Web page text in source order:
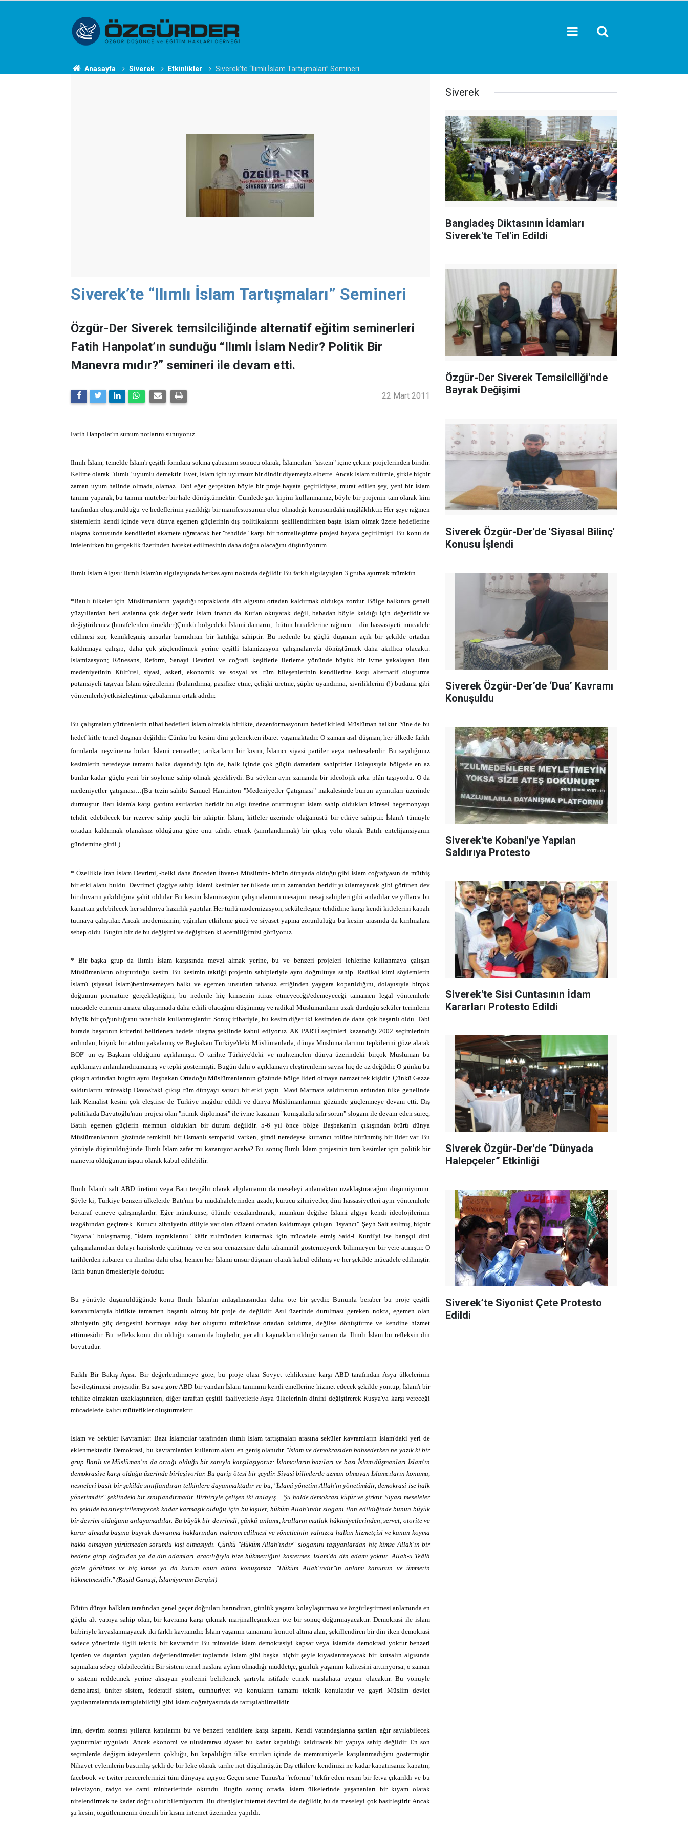
Anasayfa Siverek Etkinlikler Siverek’te “Ilımlı İslam Tartışmaları” Semineri
Siverek’te “Ilımlı İslam Tartışmaları” Semineri
Özgür-Der Siverek temsilciliğinde alternatif eğitim seminerleri
Fatih Hanpolat’ın sunduğu “Ilımlı İslam Nedir? Politik Bir
Manevra mıdır?” semineri ile devam etti.
22 Mart 2011
Fatih Hanpolat'ın sunum notlarını sunuyoruz.
Ilımlı İslam, temelde İslam'ı çeşitli formlara sokma çabasının sonucu olarak, İslamcıları "sistem" içine çekme projelerinden biridir.
Kelime olarak "ılımlı" uyumlu demektir. Evet, İslam için uyumsuz bir dindir diyemeyiz elbette. Ancak İslam zulümle, şirkle hiçbir
zaman uyum halinde olmadı, olamaz. Tabi eğer gerçekten böyle bir proje hayata geçirildiyse, murat edilen şey, yeni bir İslam
tanımı yaparak, bu tanımı muteber bir hale dönüştürmektir. Cümlede şart kipini kullanmamız, böyle bir projenin tam olarak kim
tarafından oluşturulduğu ve hedeflerinin yazıldığı bir manifestosunun olup olmadığı konusundaki muğlâklıktır. Her şeye rağmen
sistemlerin kendi içinde veya dünya egemen güçlerinin dış politikalarını şekillendirirken başta İslam olmak üzere hedeflerine
ulaşma konusunda kendilerini akamete uğratacak her "tehdide" karşı bir normalleştirme projesi hayata geçirilmişti. Bu konu da
irdelenirken bu gerçeklik üzerinden hareket edilmesinin daha doğru olacağını düşünüyorum.
Ilımlı İslam Algısı: Ilımlı İslam'ın algılayışında herkes aynı noktada değildir. Bu farklı algılayışları 3 gruba ayırmak mümkün.
*Batılı ülkeler için Müslümanların yaşadığı topraklarda din algısını ortadan kaldırmak oldukça zordur. Bölge halkının geneli
yüzyıllardan beri atalarına çok değer verir. İslam inancı da Kur'an okuyarak değil, babadan böyle kaldığı için değerlidir ve
değiştirilemez.(hurafelerden örnekler.)Çünkü bölgedeki İslami damarın, -bütün hurafelerine rağmen – din hassasiyeti mücadele
edilmesi zor, kemikleşmiş unsurlar barındıran bir katılığa sahiptir. Bu nedenle bu güçlü düşmanı açık bir şekilde ortadan
kaldırmaya çalışıp, daha çok güçlendirmek yerine çeşitli İslamizasyon çalışmalarıyla dönüştürmek daha akıllıca olacaktı.
İslamizasyon; Rönesans, Reform, Sanayi Devrimi ve coğrafi keşiflerle ilerleme yönünde büyük bir ivme yakalayan Batı
medeniyetinin Kültürel, siyasi, askeri, ekonomik ve sosyal vs. tüm bileşenlerinin kendilerine karşı alternatif oluşturma
potansiyeli taşıyan İslam öğretilerini (bulandırma, pasifize etme, çelişki üretme, şüphe uyandırma, sivriliklerini (!) budama gibi
yöntemlerle) etkisizleştirme çabalarının ortak adıdır.
Bu çalışmaları yürütenlerin nihai hedefleri İslam olmakla birlikte, dezenformasyonun hedef kitlesi Müslüman halktır. Yine de bu
hedef kitle temel düşman değildir. Çünkü bu kesim dini gelenekten ibaret yaşamaktadır. O zaman asıl düşman, her ülkede farklı
formlarda neşvünema bulan İslami cemaatler, tarikatların bir kısmı, İslamcı siyasi partiler veya medreselerdir. Bu saydığımız
kesimlerin neredeyse tamamı halka dayandığı için de, halk içinde çok güçlü damarlara sahiptirler. Dolayısıyla bölgede en az
bunlar kadar güçlü yeni bir söyleme sahip olmak gerekliydi. Bu söylem aynı zamanda bir ideolojik arka plân taşıyordu. O da
medeniyetler çatışması…(Bu tezin sahibi Samuel Hantinton "Medeniyetler Çatışması" makalesinde bunun ayrıntıları üzerinde
durmuştur. Batı İslam'a karşı gardını asırlardan beridir bu algı üzerine oturtmuştur. İslam sahip oldukları küresel hegemonyayı
tehdit edebilecek bir rezerve sahip güçlü bir rakiptir. İslam, kitleler üzerinde olağanüstü bir etkiye sahiptir. İslam'ı tümüyle
ortadan kaldırmak olanaksız olduğuna göre onu tahdit etmek (sınırlandırmak) bir çıkış yolu olarak Batılı entelijansiyanın
gündemine girdi.)
* Özellikle İran İslam Devrimi, -belki daha önceden İhvan-ı Müslimin- bütün dünyada olduğu gibi İslam coğrafyasın da müthiş
bir etki alanı buldu. Devrimci çizgiye sahip İslami kesimler her ülkede uzun zamandan beridir yıkılamayacak gibi görünen dev
bir duvarın yıkıldığına şahit oldular. Bu kesim İslamizasyon çalışmalarının mesajını mesaj sahipleri gibi anladılar ve yıllarca bu
kanattan gelebilecek her saldırıya hazırlık yaptılar. Her türlü modernizasyon, sekülerleşme tehdidine karşı kendi kitlelerini kapalı
tutmaya çalıştılar. Ancak modernizmin, yığınları etkileme gücü ve siyaset yapma zorunluluğu bu kesim arasında da kırılmalara
sebep oldu. Bugün biz de bu değişimi ve değişirken ki acemiliğimizi görüyoruz.
* Bir başka grup da Ilımlı İslam karşısında mevzi almak yerine, bu ve benzeri projeleri lehlerine kullanmaya çalışan
Müslümanların oluşturduğu kesim. Bu kesimin taktiği projenin sahipleriyle aynı doğrultuya sahip. Radikal kimi söylemlerin
İslam'ı (siyasal İslam)benimsemeyen halkı ve egemen unsurları rahatsız ettiğinden yaygara koparıldığını, dolayısıyla birçok
doğumun prematüre gerçekleştiğini, bu nedenle hiç kimsenin itiraz etmeyeceği/edemeyeceği tamamen legal yöntemlerle
mücadele etmenin amaca ulaştırmada daha etkili olacağını düşünmüş ve radikal Müslümanların uzak durduğu seküler terimlerin
büyük bir çoğunluğunu rahatlıkla kullanmışlardır. Sonuç itibariyle, bu kesim diğer iki kesimden de daha çok başarılı oldu. Tabi
burada başarının kriterini belirlenen hedefe ulaşma şeklinde kabul ediyoruz. AK PARTİ seçimleri kazandığı 2002 seçimlerinin
ardından, büyük bir atılım yakalamış ve Başbakan Türkiye'deki Müslümanlarla, dünya Müslümanlarının tepkilerini göze alarak
BOP' un eş Başkanı olduğunu açıklamıştı. O tarihte Türkiye'deki ve muhtemelen dünya üzerindeki birçok Müslüman bu
açıklamayı anlamlandıramamış ve tepki göstermişti. Bugün dahi o açıklamayı eleştirenlerin sayısı hiç de az değildir. O günkü bu
çıkışın ardından bugün aynı Başbakan Ortadoğu Müslümanlarının gözünde bölge lideri olmaya namzet tek kişidir. Çünkü Gazze
saldırılarını müteakip Davos'taki çıkışı tüm dünyayı sarsıcı bir etki yaptı. Mavi Marmara saldırısının ardından ülke genelinde
laik-Kemalist kesim çok eleştirse de Türkiye mağdur edildi ve dünya Müslümanlarının gözünde güçlenmeye devam etti. Dış
politikada Davutoğlu'nun projesi olan "ritmik diplomasi" ile ivme kazanan "komşularla sıfır sorun" sloganı ile devam eden süreç,
Batılı egemen güçlerin memnun oldukları bir durum değildir. 5-6 yıl önce bölge Başbakan'ın çıkışından ötürü dünya
Müslümanlarının gözünde temkinli bir Osmanlı sempatisi varken, şimdi neredeyse kurtarıcı rolüne bürünmüş bir lider var. Bu
yönüyle düşünüldüğünde Ilımlı İslam zafer mi kazanıyor acaba? Bu sonuç Ilımlı İslam projesinin tüm kesimler için politik bir
manevra olduğunun ispatı olarak kabul edilebilir.
Ilımlı İslam'ı salt ABD üretimi veya Batı tezgâhı olarak algılamanın da meseleyi anlamaktan uzaklaştıracağını düşünüyorum.
Şöyle ki; Türkiye benzeri ülkelerde Batı'nın bu müdahalelerinden azade, kurucu zihniyetler, dini hassasiyetleri aynı yöntemlerle
bertaraf etmeye çalışmışlardır. Eğer mümkünse, ölümle cezalandırarak, mümkün değilse İslami algıyı kendi ideolojilerinin
tezgâhından geçirerek. Kurucu zihniyetin diliyle var olan düzeni ortadan kaldırmaya çalışan "isyancı" Şeyh Sait asılmış, hiçbir
"isyana" bulaşmamış, "İslam topraklarını" kâfir zulmünden kurtarmak için mücadele etmiş Said-i Kurdi'yi ise barışçıl dini
çalışmalarından dolayı hapislerde çürütmüş ve en son cenazesine dahi tahammül göstermeyerek bilinmeyen bir yere atmıştır. O
tarihlerden itibaren en ılımlısı dahi olsa, hemen her İslami unsur düşman olarak kabul edilmiş ve her şekilde mücadele edilmiştir.
Tarih bunun örnekleriyle doludur.
Bu yönüyle düşünüldüğünde konu Ilımlı İslam'ın anlaşılmasından daha öte bir şeydir. Bununla beraber bu proje çeşitli
kazanımlarıyla birlikte tamamen başarılı olmuş bir proje de değildir. Asıl üzerinde durulması gereken nokta, egemen olan
zihniyetin güç dengesini bozmaya aday her oluşumu mümkünse ortadan kaldırma, değilse dönüştürme ve kendine hizmet
ettirmesidir. Bu refleks konu din olduğu zaman da böyledir, yer altı kaynakları olduğu zaman da. Ilımlı İslam bu refleksin din
boyutudur.
Farklı Bir Bakış Açısı: Bir değerlendirmeye göre, bu proje olası Sovyet tehlikesine karşı ABD tarafından Asya ülkelerinin
İsevileştirmesi projesidir. Bu sava göre ABD bir yandan İslam tanımını kendi emellerine hizmet edecek şekilde yontup, İslam'ı bir
tehlike olmaktan uzaklaştırırken, diğer taraftan çeşitli faaliyetlerle Asya ülkelerinin dinini değiştirerek Rusya'ya karşı vereceği
mücadelede kalıcı müttefikler oluşturmaktır.
İslam ve Seküler Kavramlar: Bazı İslamcılar tarafından ılımlı İslam tartışmaları arasına seküler kavramların İslam'daki yeri de
eklenmektedir. Demokrasi, bu kavramlardan kullanım alanı en geniş olanıdır. "İslam ve demokrasiden bahsederken ne yazık ki bir
grup Batılı ve Müslüman'ın da ortağı olduğu bir sanıyla karşılaşıyoruz: İslamcıların bazıları ve bazı İslam düşmanları İslam'ın
demokrasiye karşı olduğu üzerinde birleşiyorlar. Bu garip ötesi bir şeydir. Siyasi bilimlerde uzman olmayan İslamcıların konumu,
nesneleri basit bir şekilde sınıflandıran telkinlere dayanmaktadır ve bu, "İslami yönetim Allah'ın yönetimidir, demokrasi ise halk
yönetimidir" şeklindeki bir sınıflandırmadır. Birbiriyle çelişen iki anlayış… Şu halde demokrasi küfür ve şirktir. Siyasi meseleler
bu şekilde basitleştirilemeyecek kadar karmaşık olduğu için bu kişiler, hüküm Allah'ındır sloganı ilan edildiğinde bunun büyük
bir devrim olduğunu anlayamadılar. Bu büyük bir devrimdi; çünkü anlamı, kralların mutlak hâkimiyetlerinden, servet, otorite ve
karar almada başına buyruk davranma haklarından mahrum edilmesi ve yöneticinin yalnızca halkın hizmetçisi ve kanun koyma
hakkı olmayan yürütmeden sorumlu kişi olmasıydı. Çünkü "Hüküm Allah'ındır" sloganını taşıyanlardan hiç kimse Allah'ın bir
bedene girip doğrudan ya da din adamları aracılığıyla bize hükmettiğini kastetmez. İslam'da din adamı yoktur. Allah-u Teâlâ
gözle görülmez ve hiç kimse ya da kurum onun adına konuşamaz. "Hüküm Allah'ındır"ın anlamı kanunun ve ümmetin
hükmetmesidir." (Raşid Ganuşi, İslamiyorum Dergisi)
Bütün dünya halkları tarafından genel geçer doğruları barındıran, günlük yaşamı kolaylaştırması ve özgürleştirmesi anlamında en
güçlü alt yapıya sahip olan, bir kavrama karşı çıkmak marjinalleşmekten öte bir sonuç doğurmayacaktır. Demokrasi ile islam
birbiriyle kıyaslanmayacak iki farklı kavramdır. İslam yaşamın tamamını kontrol altına alan, şekillendiren bir din iken demokrasi
sadece yönetimle ilgili teknik bir kavramdır. Bu minvalde İslam demokrasiyi kapsar veya İslam'da demokrasi yoktur benzeri
içerden ve dışardan yapılan değerlendirmeler toplamda İslam gibi başka hiçbir şeyle kıyaslanmayacak bir kutsalın algısında
sapmalara sebep olabilecektir. Bir sistem temel naslara aykırı olmadığı müddetçe, günlük yaşamın kalitesini arttırıyorsa, o zaman
o sistemi reddetmek yerine aksayan yönlerini belirlemek şartıyla istifade etmek maslahata uygun olacaktır. Bu yönüyle
demokrasi, üniter sistem, federatif sistem, cumhuriyet v.b konuların tamamı teknik konulardır ve gayri Müslim devlet
yapılanmalarında tartışılabildiği gibi İslam coğrafyasında da tartışılabilmelidir.
İran, devrim sonrası yıllarca kapılarını bu ve benzeri tehditlere karşı kapattı. Kendi vatandaşlarına şartları ağır sayılabilecek
yaptırımlar uyguladı. Ancak ekonomi ve uluslararası siyaset bu kadar kapalılığı kaldıracak bir yapıya sahip değildir. En son
seçimlerde değişim isteyenlerin çokluğu, bu kapalılığın ülke sınırları içinde de memnuniyetle karşılanmadığını göstermiştir.
Nihayet eylemlerin bastırılış şekli de bir leke olarak tarihe not düşülmüştür. Dış etkilere kendinizi ne kadar kapatırsanız kapatın,
facebook ve twiter pencerelerinizi tüm dünyaya açıyor. Geçen sene Tunus'ta "reformu" tekfir eden resmi bir fetva çıkarıldı ve bu
televizyon, radyo ve cami minberlerinde okundu. Bugün sonuç ortada. İslam ülkelerinde yaşananları bir kıyam olarak
nitelendirmek ne kadar doğru olur bilemiyorum. Bu direnişler internet devrimi de değildir, bu da meseleyi çok basitleştirir. Ancak
şu kesin; örgütlenmenin önemli bir kısmı internet üzerinden yapıldı.
Siverek
Bangladeş Diktasının İdamları
Siverek'te Tel'in Edildi
Özgür-Der Siverek Temsilciliği'nde
Bayrak Değişimi
Siverek Özgür-Der'de 'Siyasal Bilinç'
Konusu İşlendi
Siverek Özgür-Der’de ‘Dua’ Kavramı
Konuşuldu
Siverek'te Kobani'ye Yapılan
Saldırıya Protesto
Siverek'te Sisi Cuntasının İdam
Kararları Protesto Edildi
Siverek Özgür-Der'de “Dünyada
Halepçeler” Etkinliği
Siverek’te Siyonist Çete Protesto
Edildi